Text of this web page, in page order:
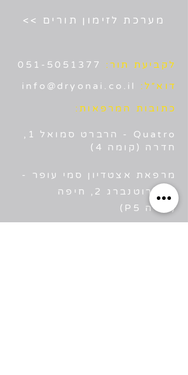
מערכת לזימון תורים >>
לקביעת תור:
051-5051377
דוא״ל:
כתובות המרפאות:
Quatro - הרברט סמואל 1,
חדרה (קומה 4)
​מרפאת אצטדיון סמי עופר -
רח׳ רוטנברג 2, חיפה
(חניה P5)